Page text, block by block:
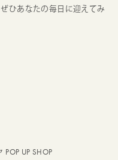
ひあなたの毎日に迎えてみ
UP SHOP